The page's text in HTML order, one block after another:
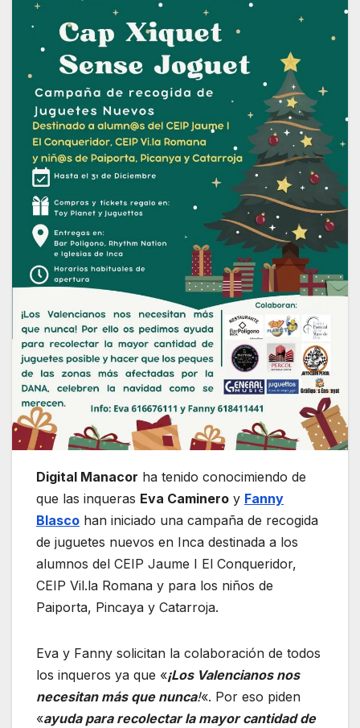
Digital Manacor ha tenido conocimiendo de
que las inqueras Eva Caminero y Fanny
Blasco han iniciado una campaña de recogida
de juguetes nuevos en Inca destinada a los
alumnos del CEIP Jaume I El Conqueridor,
CEIP Vil.la Romana y para los niños de
Paiporta, Pincaya y Catarroja.
Eva y Fanny solicitan la colaboración de todos
los inqueros ya que «¡Los Valencianos nos
necesitan más que nunca!«. Por eso piden
«ayuda para recolectar la mayor cantidad de